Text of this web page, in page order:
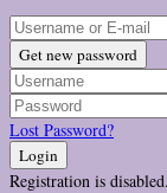
Get new password
Lost Password?
Login
Registration is disabled.